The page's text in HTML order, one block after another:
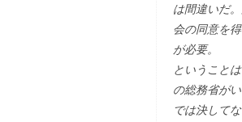
は間違いだ
会の同意を
が必要。
ということ
の総務省が
では決してな